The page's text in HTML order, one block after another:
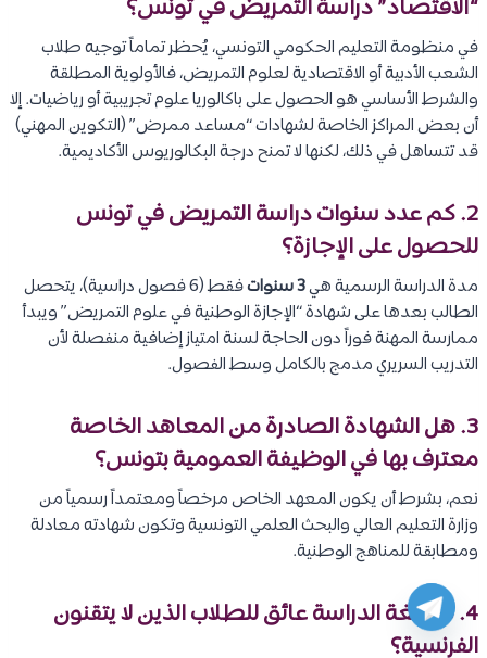
“الاقتصاد” دراسة التمريض في تونس؟
في منظومة التعليم الحكومي التونسي، يُحظر تماماً توجيه طلاب
الشعب الأدبية أو الاقتصادية لعلوم التمريض، فالأولوية المطلقة
والشرط الأساسي هو الحصول على باكالوريا علوم تجريبية أو رياضيات. إلا
أن بعض المراكز الخاصة لشهادات “مساعد ممرض” (التكوين المهني)
قد تتساهل في ذلك، لكنها لا تمنح درجة البكالوريوس الأكاديمية.
2. كم عدد سنوات دراسة التمريض في تونس
للحصول على الإجازة؟
مدة الدراسة الرسمية هي3 سنوات
فقط (6 فصول دراسية)، يتحصل
الطالب بعدها على شهادة “الإجازة الوطنية في علوم التمريض” ويبدأ
ممارسة المهنة فوراً دون الحاجة لسنة امتياز إضافية منفصلة لأن
التدريب السريري مدمج بالكامل وسط الفصول.
3. هل الشهادة الصادرة من المعاهد الخاصة
معترف بها في الوظيفة العمومية بتونس؟
نعم، بشرط أن يكون المعهد الخاص مرخصاً ومعتمداً رسمياً من
وزارة التعليم العالي والبحث العلمي التونسية وتكون شهادته معادلة
ومطابقة للمناهج الوطنية.
4. هل لغة الدراسة عائق للطلاب الذين لا يتقنون
الفرنسية؟